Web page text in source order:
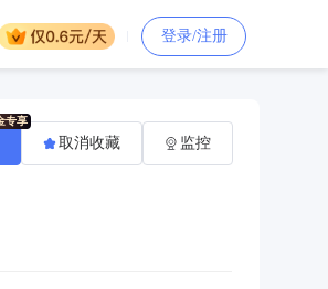
登录/注册
取消收藏 监控